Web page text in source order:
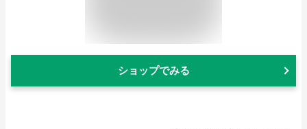
ショップでみる